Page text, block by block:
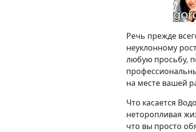
Речь прежде
неуклонному
любую просьбу,
на месте вашей
Что касается
неторопливая
что вы просто